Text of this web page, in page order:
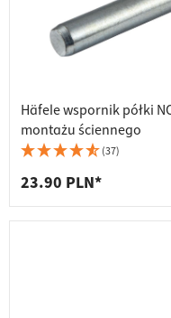
Häfele wspornik półki
montażu ściennego
(37)
23.90 PLN*